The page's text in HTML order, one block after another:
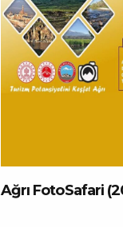
Ağrı FotoSafari